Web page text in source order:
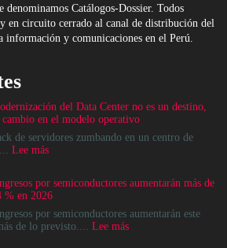
denominamos Catálogos-Dossier. Todos
en circuito cerrado al canal de distribución del
información y comunicaciones en el Perú.
del Data Center no es un destino,
cambio en el modelo operativo
de servidores zumbando en un centro de
Lee más:
del
Data
Center
no
por semiconductores aumentarán más de
% en 2026
por semiconductores aumentarán este
de lo previsto.... Lee más: